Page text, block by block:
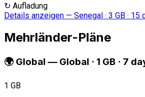
↻ Aufladung
Details anzeigen — Senegal · 3 GB · 15
Mehrländer-Pläne
🌍 Global — Global · 1 GB · 7
1 GB